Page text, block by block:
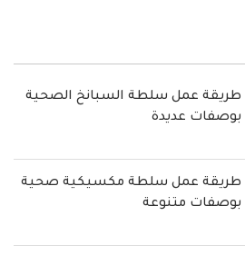
طريقة عمل سلطة السبانخ الصحية
بوصفات عديدة
طريقة عمل سلطة مكسيكية صحية
بوصفات متنوعة